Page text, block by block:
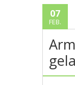
07
FEB.